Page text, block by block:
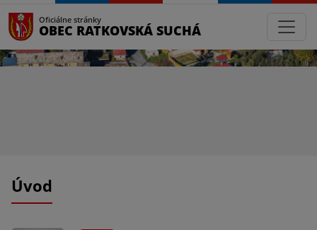
Oficiálne stránky
OBEC RATKOVSKÁ SUCHÁ
Úvod